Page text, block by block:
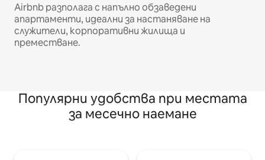
Airbnb разполага с напълно обзаведени
апартаменти, идеални за настаняване на
служители, корпоративни жилища и
преместване.
Популярни удобства при местата
за месечно наемане